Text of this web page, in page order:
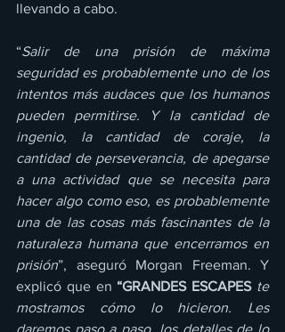
llevando a cabo.
“Salir de una prisión de máxima
seguridad es probablemente uno de los
intentos más audaces que los humanos
pueden permitirse. Y la cantidad de
ingenio, la cantidad de coraje, la
cantidad de perseverancia, de apegarse
a una actividad que se necesita para
hacer algo como eso, es probablemente
una de las cosas más fascinantes de la
naturaleza humana que encerramos en
prisión”, aseguró Morgan Freeman. Y
explicó que en “GRANDES ESCAPES te
mostramos cómo lo hicieron. Les